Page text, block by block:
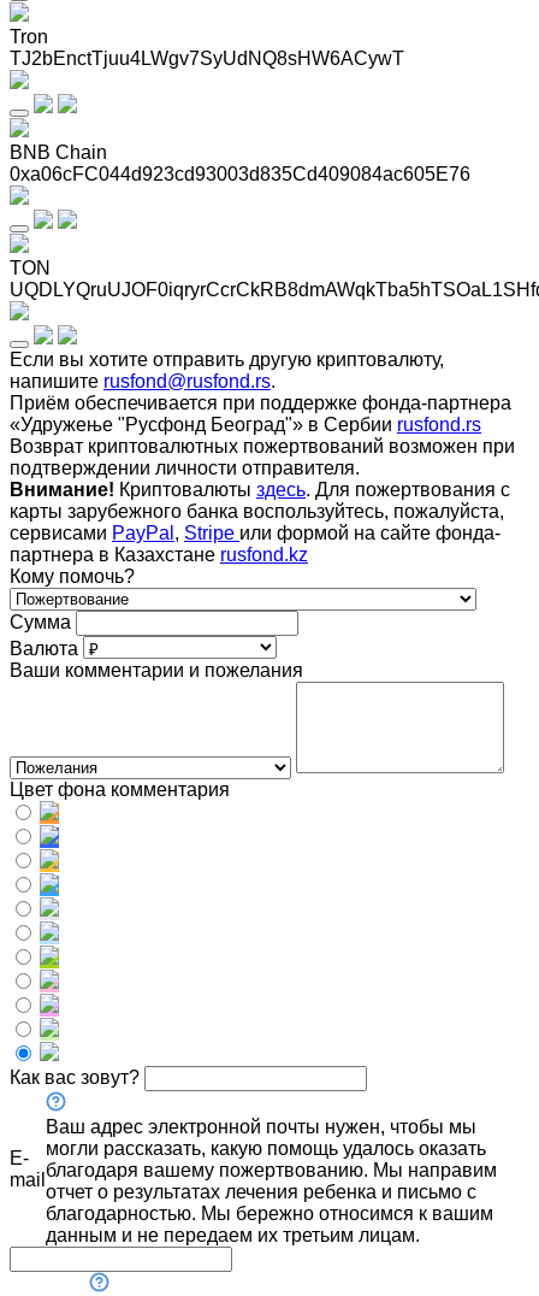
Tron
TJ2bEnctTjuu4LWgv7SyUdNQ8sHW6ACywT
BNB Chain
0xa06cFC044d923cd93003d835Cd409084ac605E76
TON
Если вы хотите отправить другую криптовалюту,
напишите rusfond@rusfond.rs.
Приём обеспечивается при поддержке фонда-партнера
«Удружење "Русфонд Београд"» в Сербии rusfond.rs
Возврат криптовалютных пожертвований возможен при
подтверждении личности отправителя.
Внимание! Криптовалюты здесь. Для пожертвования с
карты зарубежного банка воспользуйтесь, пожалуйста,
сервисами PayPal , Stripe или формой на сайте фонда-
партнера в Казахстане rusfond.kz
Кому помочь?
Сумма
Валюта
Ваши комментарии и пожелания
Цвет фона комментария
Как вас зовут?
E-
mail
Ваш адрес электронной почты нужен, чтобы мы
могли рассказать, какую помощь удалось оказать
благодаря вашему пожертвованию. Мы направим
отчет о результатах лечения ребенка и письмо с
благодарностью. Мы бережно относимся к вашим
данным и не передаем их третьим лицам.